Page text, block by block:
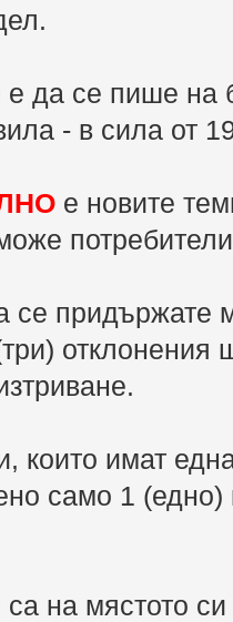
да се пише на
- в сила от
е новите
се придържате
които имат
само 1
на мястото